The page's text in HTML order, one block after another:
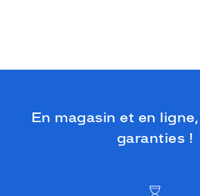
En magasin et en
garanties !